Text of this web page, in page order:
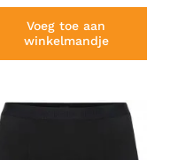
Voeg toe aan
winkelmandje